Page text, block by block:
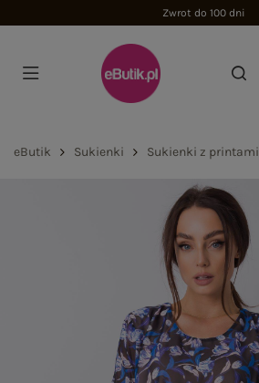
Zwrot do 100 dni
eButik Sukienki Sukienki z printami